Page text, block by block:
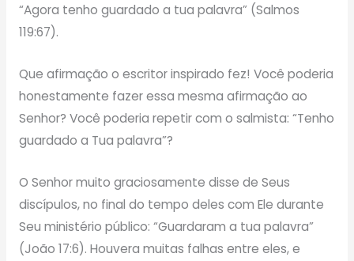
“Agora tenho guardado a tua palavra” (Salmos
119:67).
Que afirmação o escritor inspirado fez! Você poderia
honestamente fazer essa mesma afirmação ao
Senhor? Você poderia repetir com o salmista: “Tenho
guardado a Tua palavra”?
O Senhor muito graciosamente disse de Seus
discípulos, no final do tempo deles com Ele durante
Seu ministério público: “Guardaram a tua palavra”
(João 17:6). Houvera muitas falhas entre eles, e